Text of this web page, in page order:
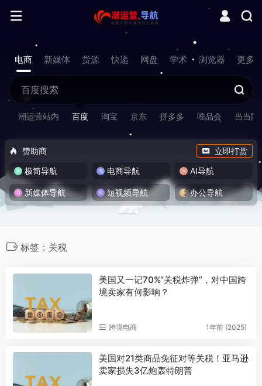
电商 新媒体 货源 快递 网盘 学术 浏览器 更多
潮运营站内 百度 淘宝 京东 拼多多 唯品会 当当网
赞助商
立即打赏
极简导航
电商导航 AI导航
新媒体导航 短视频导航 办公导航
标签：关税
美国又一记70%“关税炸弹”，对中国跨
境卖家有何影响？
跨境电商 1年前 (2025)
美国对21类商品免征对等关税！亚马逊
卖家损失3亿炮轰特朗普